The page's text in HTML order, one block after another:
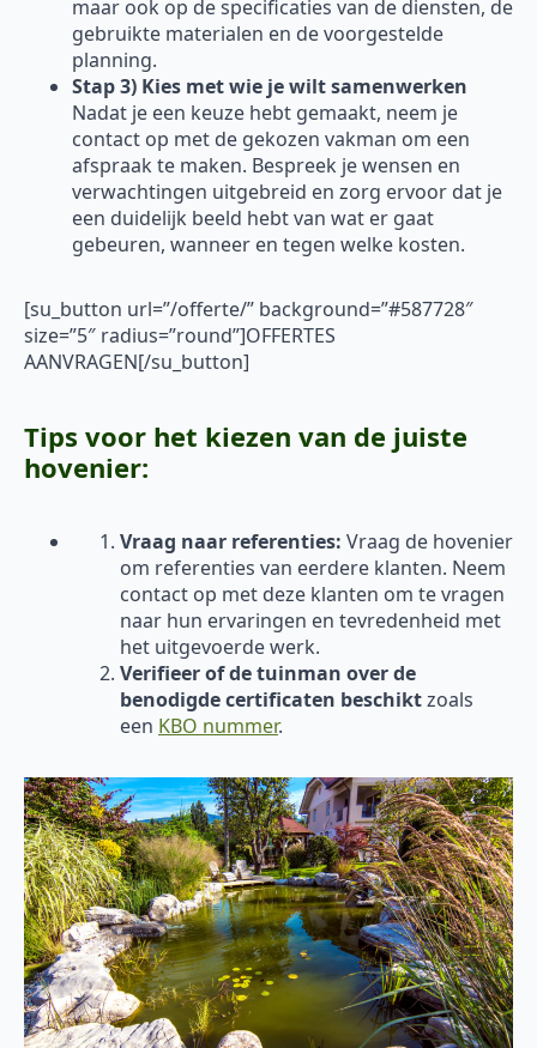
maar ook op de specificaties van de diensten, de
gebruikte materialen en de voorgestelde
planning.
Stap 3) Kies met wie je wilt samenwerken
Nadat je een keuze hebt gemaakt, neem je
contact op met de gekozen vakman om een
afspraak te maken. Bespreek je wensen en
verwachtingen uitgebreid en zorg ervoor dat je
een duidelijk beeld hebt van wat er gaat
gebeuren, wanneer en tegen welke kosten.
[su_button url=”/offerte/” background=”#587728″
size=”5″ radius=”round”]OFFERTES
AANVRAGEN[/su_button]
Tips voor het kiezen van de juiste
hovenier:
Vraag naar referenties: Vraag de hovenier
om referenties van eerdere klanten. Neem
contact op met deze klanten om te vragen
naar hun ervaringen en tevredenheid met
het uitgevoerde werk.
Verifieer of de tuinman over de
benodigde certificaten beschiktzoals
een KBO nummer.